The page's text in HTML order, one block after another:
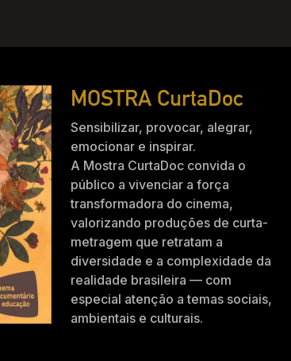
MOSTRA CurtaDoc
Sensibilizar, provocar, alegrar,
emocionar e inspirar.
A Mostra CurtaDoc convida o
público a vivenciar a força
transformadora do cinema,
valorizando produções de curta-
metragem que retratam a
diversidade e a complexidade da
realidade brasileira — com
especial atenção a temas sociais,
ambientais e culturais.